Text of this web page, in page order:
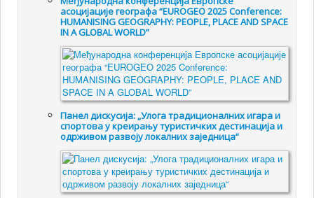
асоцијације географа “EUROGEO 2025 Conference:
HUMANISING GEOGRAPHY: PEOPLE, PLACE AND SPACE
IN A GLOBAL WORLD”
Панел дискусија: „Улога традиционалних игара и
спортова у креирању туристичких дестинација и
одрживом развоју локалних заједница“